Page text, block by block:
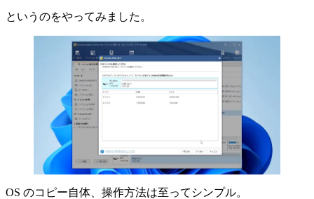
というのをやってみました。
OS のコピー自体、操作方法は至ってシンプル。